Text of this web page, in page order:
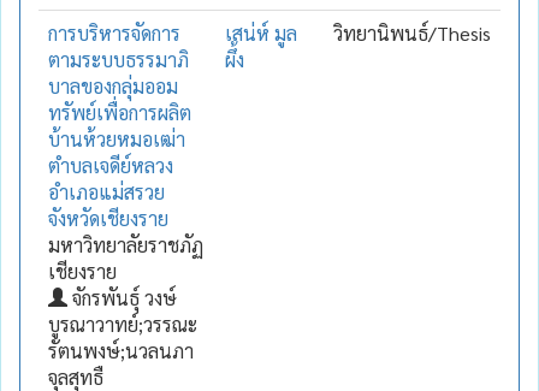
การบริหารจัดการ
ตามระบบธรรมาภิ
บาลของกลุ่มออม
ทรัพย์เพื่อการผลิต
บ้านห้วยหมอเฒ่า
ตำบลเจดีย์หลวง
อำเภอแม่สรวย
จังหวัดเชียงราย
มหาวิทยาลัยราชภัฏ
เชียงราย
จักรพันธุ์ วงษ์
บูรณาวาทย์;วรรณะ
รัตนพงษ์;นวลนภา
จุลสุทธื
เสน่ห์ มูล
ผึ้ง
วิทยานิพนธ์/Thesis